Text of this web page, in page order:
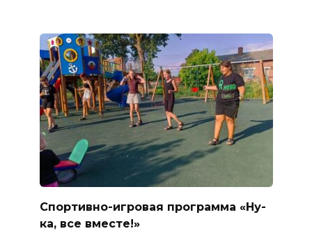
Спортивно-игровая программа «Ну-
ка, все вместе!»